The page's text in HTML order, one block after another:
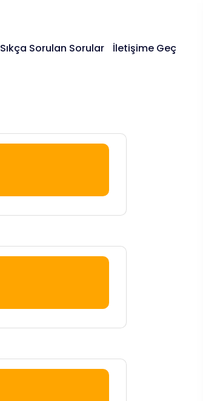
Sıkça Sorulan Sorular İletişime Geç